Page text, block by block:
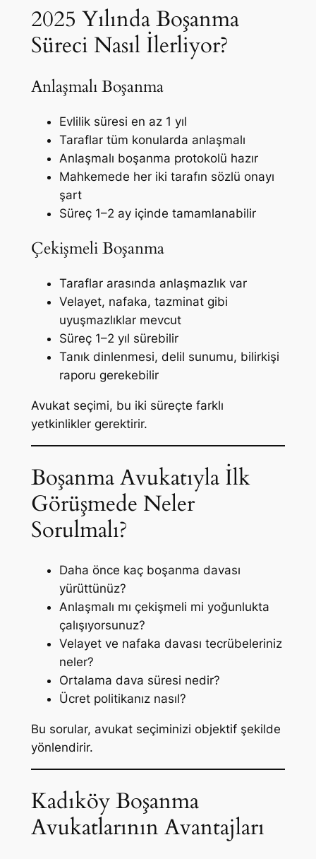
2025 Yılında Boşanma
Süreci Nasıl İlerliyor?
Anlaşmalı Boşanma
Evlilik süresi en az 1 yıl
Taraflar tüm konularda anlaşmalı
Anlaşmalı boşanma protokolü hazır
Mahkemede her iki tarafın sözlü onayı
şart
Süreç 1–2 ay içinde tamamlanabilir
Çekişmeli Boşanma
Taraflar arasında anlaşmazlık var
Velayet, nafaka, tazminat gibi
uyuşmazlıklar mevcut
Süreç 1–2 yıl sürebilir
Tanık dinlenmesi, delil sunumu, bilirkişi
raporu gerekebilir
Avukat seçimi, bu iki süreçte farklı
yetkinlikler gerektirir.
Boşanma Avukatıyla İlk
Görüşmede Neler
Sorulmalı?
Daha önce kaç boşanma davası
yürüttünüz?
Anlaşmalı mı çekişmeli mi yoğunlukta
çalışıyorsunuz?
Velayet ve nafaka davası tecrübeleriniz
neler?
Ortalama dava süresi nedir?
Ücret politikanız nasıl?
Bu sorular, avukat seçiminizi objektif şekilde
yönlendirir.
Kadıköy Boşanma
Avukatlarının Avantajları